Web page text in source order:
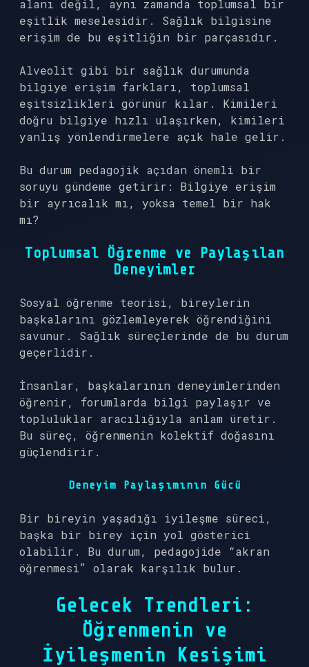
alanı değil, aynı zamanda toplumsal bir
eşitlik meselesidir. Sağlık bilgisine
erişim de bu eşitliğin bir parçasıdır.
Alveolit gibi bir sağlık durumunda
bilgiye erişim farkları, toplumsal
eşitsizlikleri görünür kılar. Kimileri
doğru bilgiye hızlı ulaşırken, kimileri
yanlış yönlendirmelere açık hale gelir.
Bu durum pedagojik açıdan önemli bir
soruyu gündeme getirir: Bilgiye erişim
bir ayrıcalık mı, yoksa temel bir hak
mı?
Toplumsal Öğrenme ve Paylaşılan
Deneyimler
Sosyal öğrenme teorisi, bireylerin
başkalarını gözlemleyerek öğrendiğini
savunur. Sağlık süreçlerinde de bu durum
geçerlidir.
İnsanlar, başkalarının deneyimlerinden
öğrenir, forumlarda bilgi paylaşır ve
topluluklar aracılığıyla anlam üretir.
Bu süreç, öğrenmenin kolektif doğasını
güçlendirir.
Deneyim Paylaşımının Gücü
Bir bireyin yaşadığı iyileşme süreci,
başka bir birey için yol gösterici
olabilir. Bu durum, pedagojide “akran
öğrenmesi” olarak karşılık bulur.
Gelecek Trendleri:
Öğrenmenin ve
İyileşmenin Kesişimi